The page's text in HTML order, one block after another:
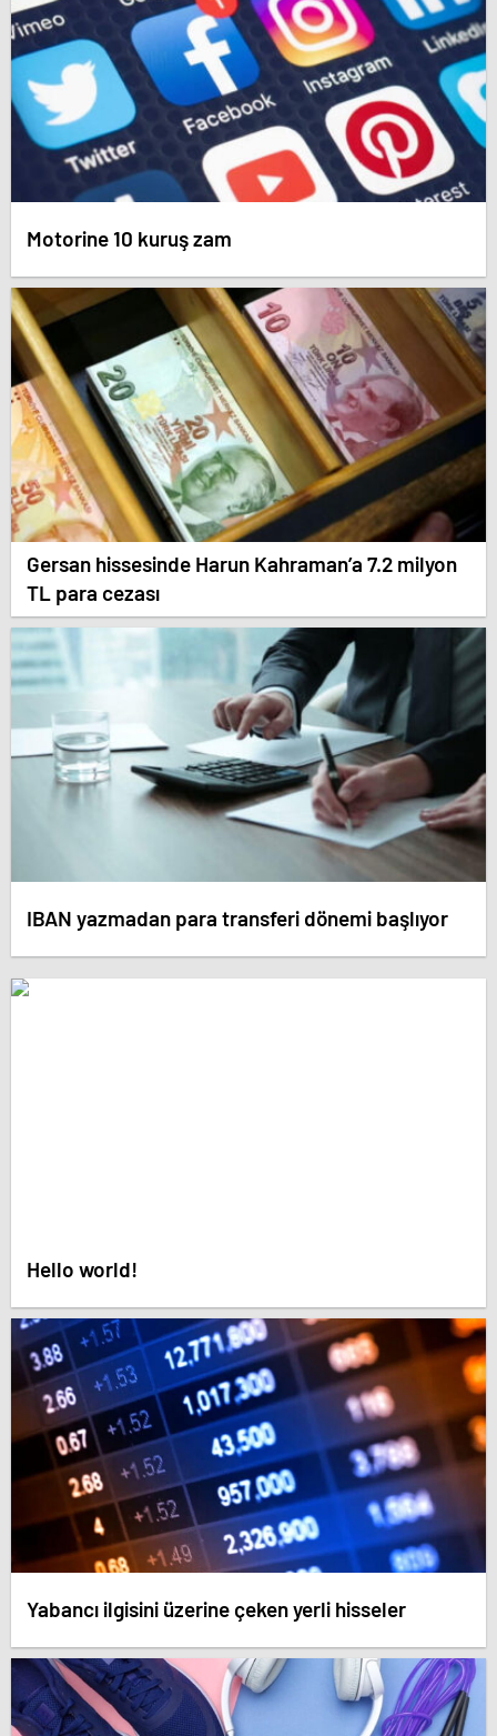
Motorine 10 kuruş zam
Gersan hissesinde Harun Kahraman’a 7.2 milyon
TL para cezası
IBAN yazmadan para transferi dönemi başlıyor
Hello world!
Yabancı ilgisini üzerine çeken yerli hisseler